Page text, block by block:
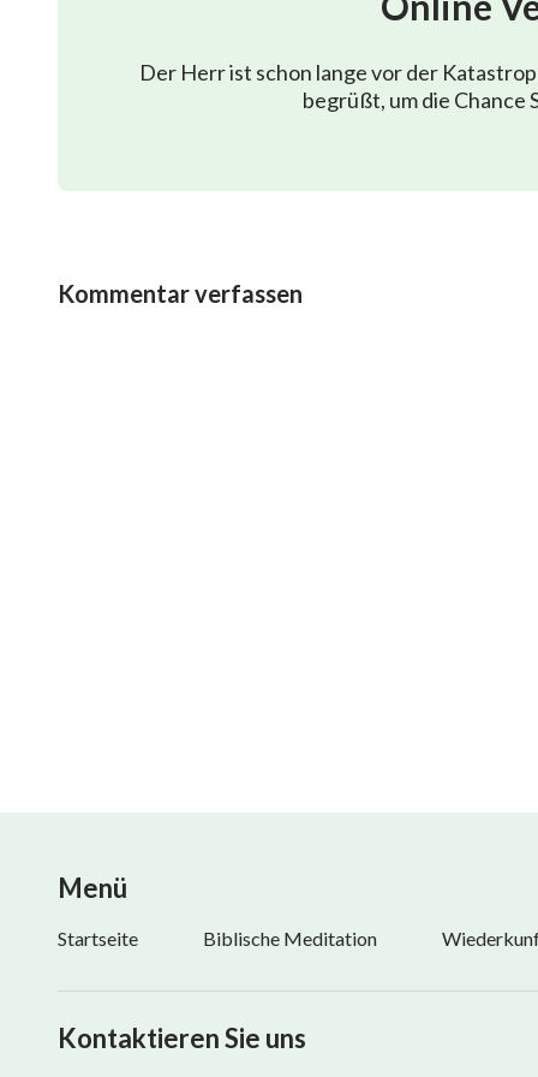
der ewig fließende Ursprung des lebendigen
Dank Seiner Macht und Seiner unauslöschbaren
Der Herr ist schon lange vor der
begrüßt, um die Chance
Kommentar verfassen
Menü
Startseite Biblische Meditation
Kontaktieren Sie uns